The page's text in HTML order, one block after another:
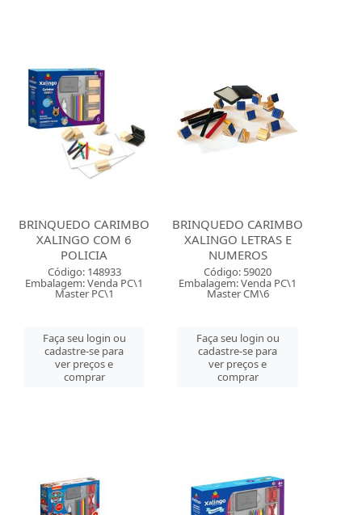
BRINQUEDO CARIMBO
XALINGO COM 6
POLICIA
Código: 148933
Embalagem: Venda PC\1
Master PC\1
Faça seu login ou
cadastre-se para
ver preços e
comprar
BRINQUEDO CARIMBO
XALINGO LETRAS E
NUMEROS
Código: 59020
Embalagem: Venda PC\1
Master CM\6
Faça seu login ou
cadastre-se para
ver preços e
comprar